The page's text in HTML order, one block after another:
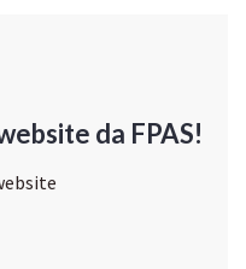
da FPAS!